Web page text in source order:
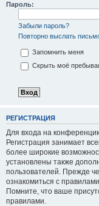
Пароль:
Забыли пароль?
Повторно выслать
Запомнить меня
Скрыть моё
РЕГИСТРАЦИЯ
Для входа на
Регистрация занимает
более широкие
установлены также
пользователей. Прежде
ознакомиться с
Помните, что ваше
правилами.